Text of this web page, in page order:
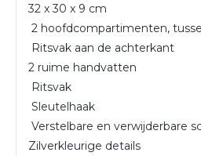
32 x 30 x 9 cm
2 hoofdcompartimenten,
Ritsvak aan de achterkant
2 ruime handvatten
Ritsvak
Sleutelhaak
Verstelbare en verwijderbare
Zilverkleurige details